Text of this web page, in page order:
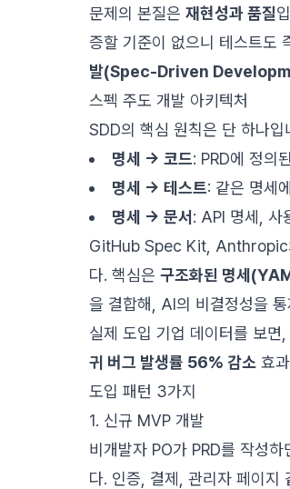
문제의 본질은 재현성과 품질
증할 기준이 없으니 테스트도
발(Spec-Driven
스펙 주도 개발 아키텍처
SDD의 핵심 원칙은 단 하나입
명세 → 코드: PRD에 정의
명세 → 테스트: 같은 명세
명세 → 문서 : API 명세, 사
GitHub Spec Kit, Anthropic
다. 핵심은 구조화된 명세
을 결합해, AI의 비결정성을
실제 도입 기업 데이터를 보면
귀 버그 발생률 56% 감소 효
도입 패턴 3가지
1. 신규 MVP 개발
비개발자 PO가 PRD를 작성
다. 인증, 결제, 관리자 페이지